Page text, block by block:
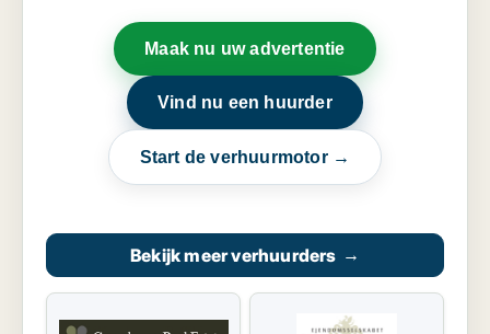
Maak nu uw advertentie
Vind nu een huurder
Start de verhuurmotor →
Bekijk meer verhuurders →